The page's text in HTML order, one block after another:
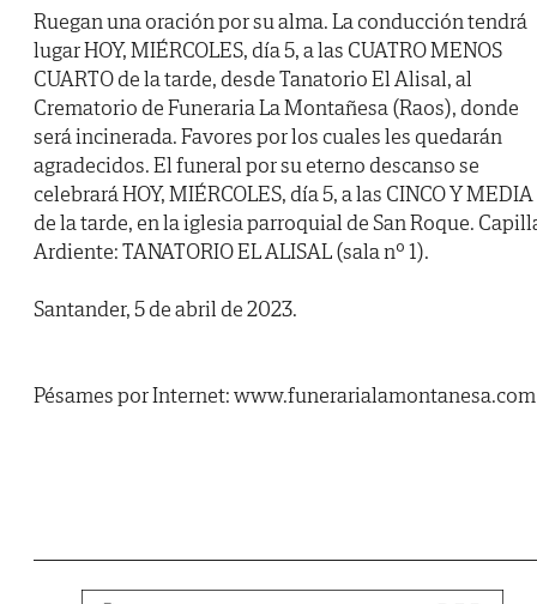
Ruegan una oración por su alma. La conducción tendrá
lugar HOY, MIÉRCOLES, día 5, a las CUATRO MENOS
CUARTO de la tarde, desde Tanatorio El Alisal, al
Crematorio de Funeraria La Montañesa (Raos), donde
será incinerada. Favores por los cuales les quedarán
agradecidos. El funeral por su eterno descanso se
celebrará HOY, MIÉRCOLES, día 5, a las CINCO Y MEDIA
de la tarde, en la iglesia parroquial de San Roque.
Ardiente: TANATORIO EL ALISAL (sala nº 1).
Santander, 5 de abril de 2023.
Pésames por Internet: www.funerarialamontanesa.com